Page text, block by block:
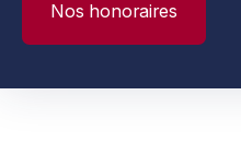
Nos honoraires